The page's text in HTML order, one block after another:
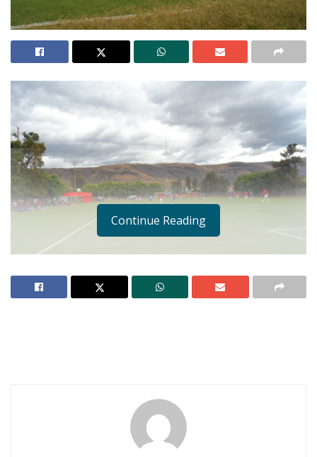
Ahuacatlán celebrá el día de Reyes con rosca y
Buena tarde taurina en Ahuacatlán
Continue Reading